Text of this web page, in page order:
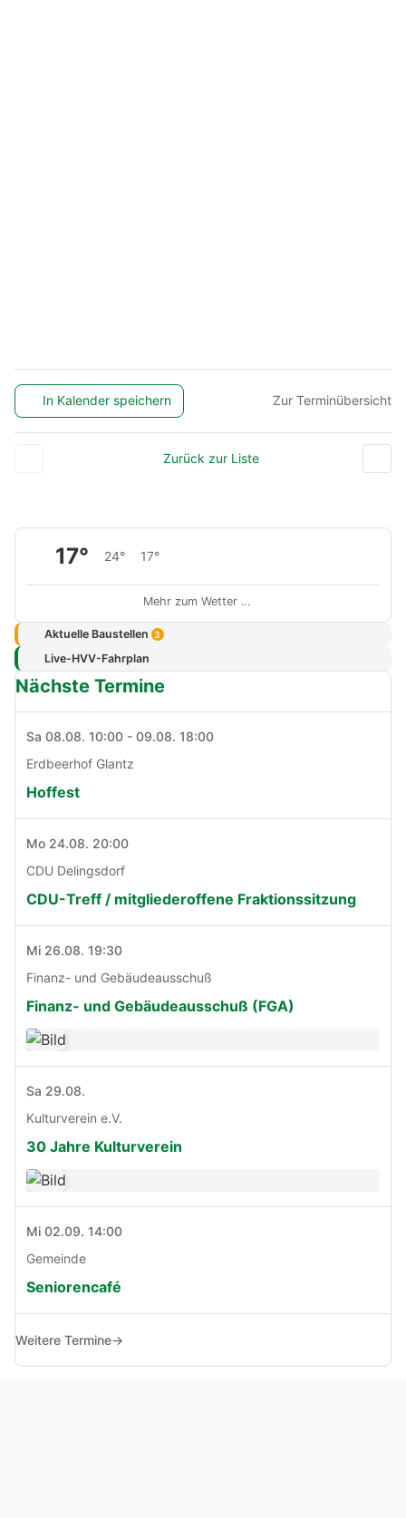
In Kalender speichern Zur Terminübersicht
Zurück zur Liste
17° 24° 17°
Mehr zum Wetter …
Aktuelle Baustellen 3
Live-HVV-Fahrplan
Nächste Termine
Sa 08.08. 10:00 - 09.08. 18:00
Erdbeerhof Glantz
Hoffest
Mo 24.08. 20:00
CDU Delingsdorf
CDU-Treff / mitgliederoffene Fraktionssitzung
Mi 26.08. 19:30
Finanz- und Gebäudeausschuß
Finanz- und Gebäudeausschuß (FGA)
Sa 29.08.
Kulturverein e.V.
30 Jahre Kulturverein
Mi 02.09. 14:00
Gemeinde
Seniorencafé
Weitere Termine→